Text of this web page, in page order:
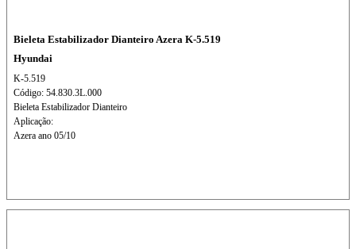
Bieleta Estabilizador Dianteiro Azera K-5.519
Hyundai
K-5.519
Código: 54.830.3L.000
Bieleta Estabilizador Dianteiro
Aplicação:
Azera ano 05/10